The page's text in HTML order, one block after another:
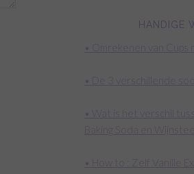
HANDIGE
• Omrekenen van Cups
• De 3 verschillende
• Wat is het verschil
Baking Soda en
• How to : Zelf Vanille